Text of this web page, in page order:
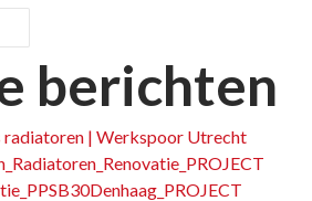
berichten
radiatoren | Werkspoor Utrecht